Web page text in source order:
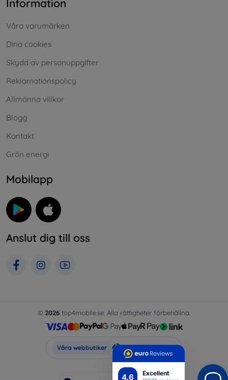
4.6 Excellent
Information
Våra varumärken
Dina cookies
Skydd av personuppgifter
Reklamationspolicy
Allmänna villkor
Blogg
Kontakt
Grön energi
Mobilapp
Anslut dig till oss
© 2026 top4mobile.se. Alla rättigheter förbehållna.
Våra webbutiker Top4Mobile.se